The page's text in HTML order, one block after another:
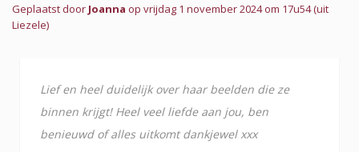
Geplaatst door Joanna op vrijdag 1 november 2024 om 17u54 (uit
Liezele)
Lief en heel duidelijk over haar beelden die ze
binnen krijgt! Heel veel liefde aan jou, ben
benieuwd of alles uitkomt dankjewel xxx